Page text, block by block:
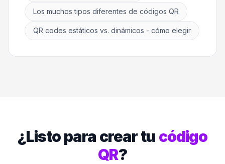
Los muchos tipos diferentes de códigos QR
QR codes estáticos vs. dinámicos - cómo elegir
¿Listo para crear tu código
QR?